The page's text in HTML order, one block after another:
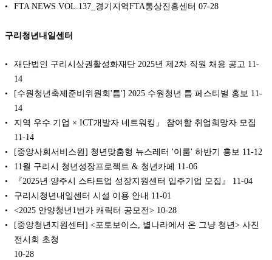
FTA NEWS VOL.137_경기지역FTA통상진흥센터 07-28
구리청년내일센터
재단법인 구리시상권활성화재단 2025년 제2차 직원 채용 공고 11-
14
[수원청년축제준비위원회'틈'] 2025 수원청년 틈 페스티벌 홍보 11-
14
지역 우수 기업 × ICT개발자 네트워킹」 참여할 취업희망자 모집
11-14
[중앙사회서비스원] 청년맞춤형 뉴스레터 '이룸' 하반기 홍보 11-12
11월 구리시 청년성장프로젝트 & 청년카페 11-06
『2025년 양주시 스타트업 성장지원센터 입주기업 모집』
11-04
구리시청년내일센터 시설 이용 안내 11-01
<2025 안양청년1번가 캐릭터 공모전> 10-28
[중앙청년지원센터] <포토보이스, 별나라에서 온 그냥 청년> 사진
전시회 초청
10-28